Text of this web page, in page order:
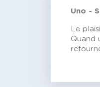
Uno -
Le
Quand